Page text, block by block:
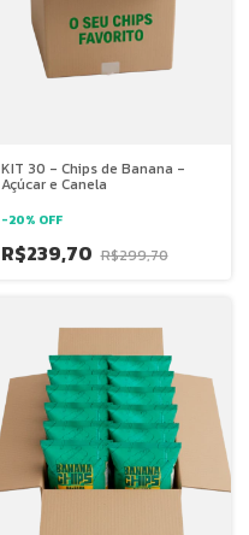
KIT 30 - Chips de Banana -
Açúcar e Canela
-20% OFF
R$239,70 R$299,70